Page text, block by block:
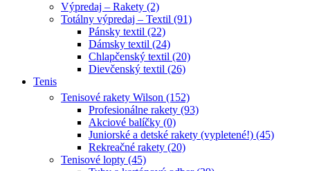
Výpredaj – Rakety (2)
Totálny výpredaj – Textil (91)
Pánsky textil (22)
Dámsky textil (24)
Chlapčenský textil (20)
Dievčenský textil (26)
Tenis
Tenisové rakety Wilson (152)
Profesionálne rakety (93)
Akciové balíčky (0)
Juniorské a detské rakety (vypletené!) (45)
Rekreačné rakety (20)
Tenisové lopty (45)